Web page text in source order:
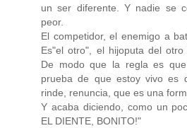
un ser diferente. Y nadie se
peor.
El competidor, el enemigo a
Es"el otro", el hijoputa del otro
De modo que la regla es
prueba de que estoy vivo es
rinde, renuncia, que es una
Y acaba diciendo, como un
EL DIENTE, BONITO!"